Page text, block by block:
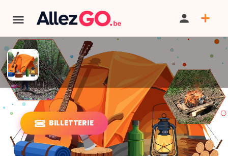
Stage "Camping" à Chastre
BILLETTERIE